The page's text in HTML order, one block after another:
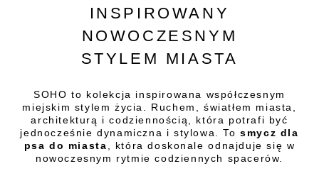
INSPIROWANY
NOWOCZESNYM
STYLEM MIASTA
SOHO to kolekcja inspirowana współczesnym
miejskim stylem życia. Ruchem, światłem miasta,
architekturą i codziennością, która potrafi być
jednocześnie dynamiczna i stylowa. Tosmycz dla
psa do miasta , która doskonale odnajduje się w
nowoczesnym rytmie codziennych spacerów.